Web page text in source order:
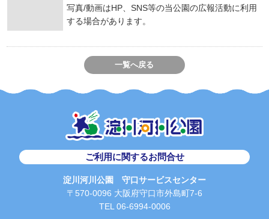
写真/動画はHP、SNS等の当公園の広報活動に利用
する場合があります。
一覧へ戻る
ご利用に関するお問合せ
淀川河川公園 守口サービスセンター
〒570-0096 大阪府守口市外島町7-6
TEL 06-6994-0006